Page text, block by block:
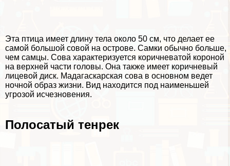
Эта птица имеет длину тела около 50 см, что делает ее
самой большой совой на острове. Самки обычно больше,
чем самцы. Сова хаpaктеризуется коричневатой короной
на верхней части головы. Она также имеет коричневый
лицевой диск. Мадагаскарская сова в основном ведет
ночной образ жизни. Вид находится под наименьшей
угрозой исчезновения.
Полосатый тенрек